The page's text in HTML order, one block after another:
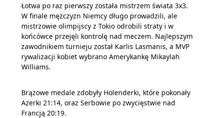
Łotwa po raz pierwszy została mistrzem świata 3x3.
W finale mężczyzn Niemcy długo prowadzili, ale
mistrzowie olimpijscy z Tokio odrobili straty i w
końcówce przejęli kontrolę nad meczem. Najlepszym
zawodnikiem turnieju został Karlis Lasmanis, a MVP
rywalizacji kobiet wybrano Amerykankę Mikaylah
Williams.
Brązowe medale zdobyły Holenderki, które pokonały
Azerki 21:14, oraz Serbowie po zwycięstwie nad
Francją 20:19.